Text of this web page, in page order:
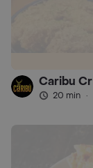
Caribu Cr
20 min ·